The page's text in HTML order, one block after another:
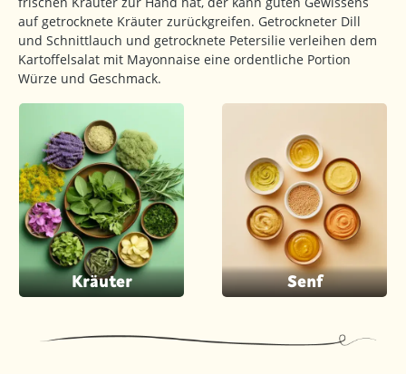
auf getrocknete Kräuter zurückgreifen. Getrockneter Dill
und Schnittlauch und getrocknete Petersilie verleihen dem
Kartoffelsalat mit Mayonnaise eine ordentliche Portion
Würze und Geschmack.
Kräuter Senf